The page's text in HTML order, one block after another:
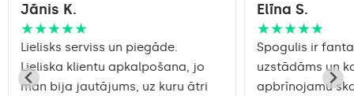
Jānis K.
★★★★★
Lielisks serviss un piegāde.
Lieliska klientu apkalpošana, jo
man bija jautājums, uz kuru ātri
Elīna S.
★★★★★
Spogulis ir
uzstādāms un
apbrīnojamu